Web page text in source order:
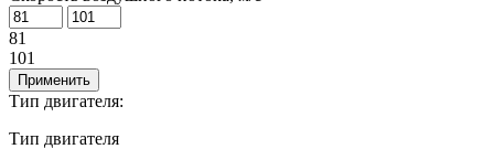
81
101
Применить
Тип двигателя:
Тип двигателя